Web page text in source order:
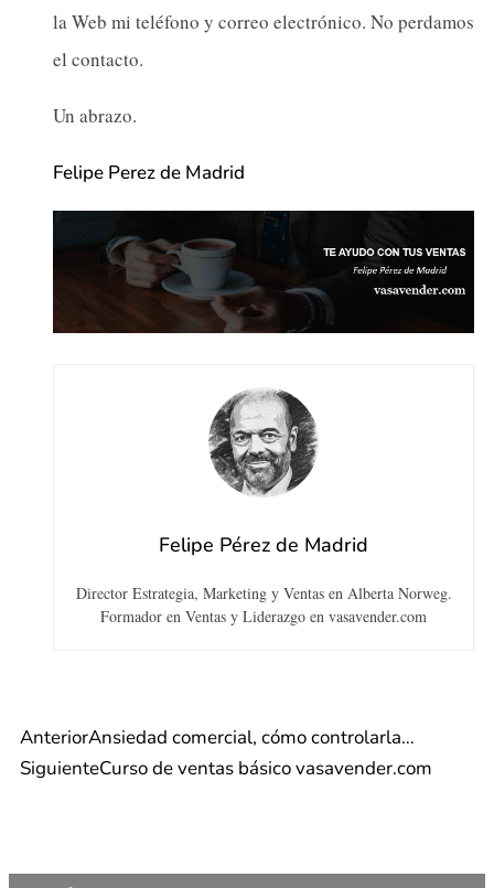
la Web mi teléfono y correo electrónico. No perdamos
el contacto.
Un abrazo.
Felipe Perez de Madrid
Felipe Pérez de Madrid
Director Estrategia, Marketing y Ventas en Alberta Norweg.
Formador en Ventas y Liderazgo en vasavender.com
AnteriorAnsiedad comercial, cómo controlarla…
SiguienteCurso de ventas básico vasavender.com